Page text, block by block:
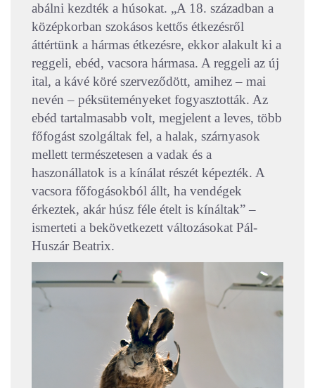
abálni kezdték a húsokat. „A 18. században a
középkorban szokásos kettős étkezésről
áttértünk a hármas étkezésre, ekkor alakult ki a
reggeli, ebéd, vacsora hármasa. A reggeli az új
ital, a kávé köré szerveződött, amihez – mai
nevén – péksüteményeket fogyasztották. Az
ebéd tartalmasabb volt, megjelent a leves, több
főfogást szolgáltak fel, a halak, szárnyasok
mellett természetesen a vadak és a
haszonállatok is a kínálat részét képezték. A
vacsora főfogásokból állt, ha vendégek
érkeztek, akár húsz féle ételt is kínáltak” –
ismerteti a bekövetkezett változásokat Pál-
Huszár Beatrix.